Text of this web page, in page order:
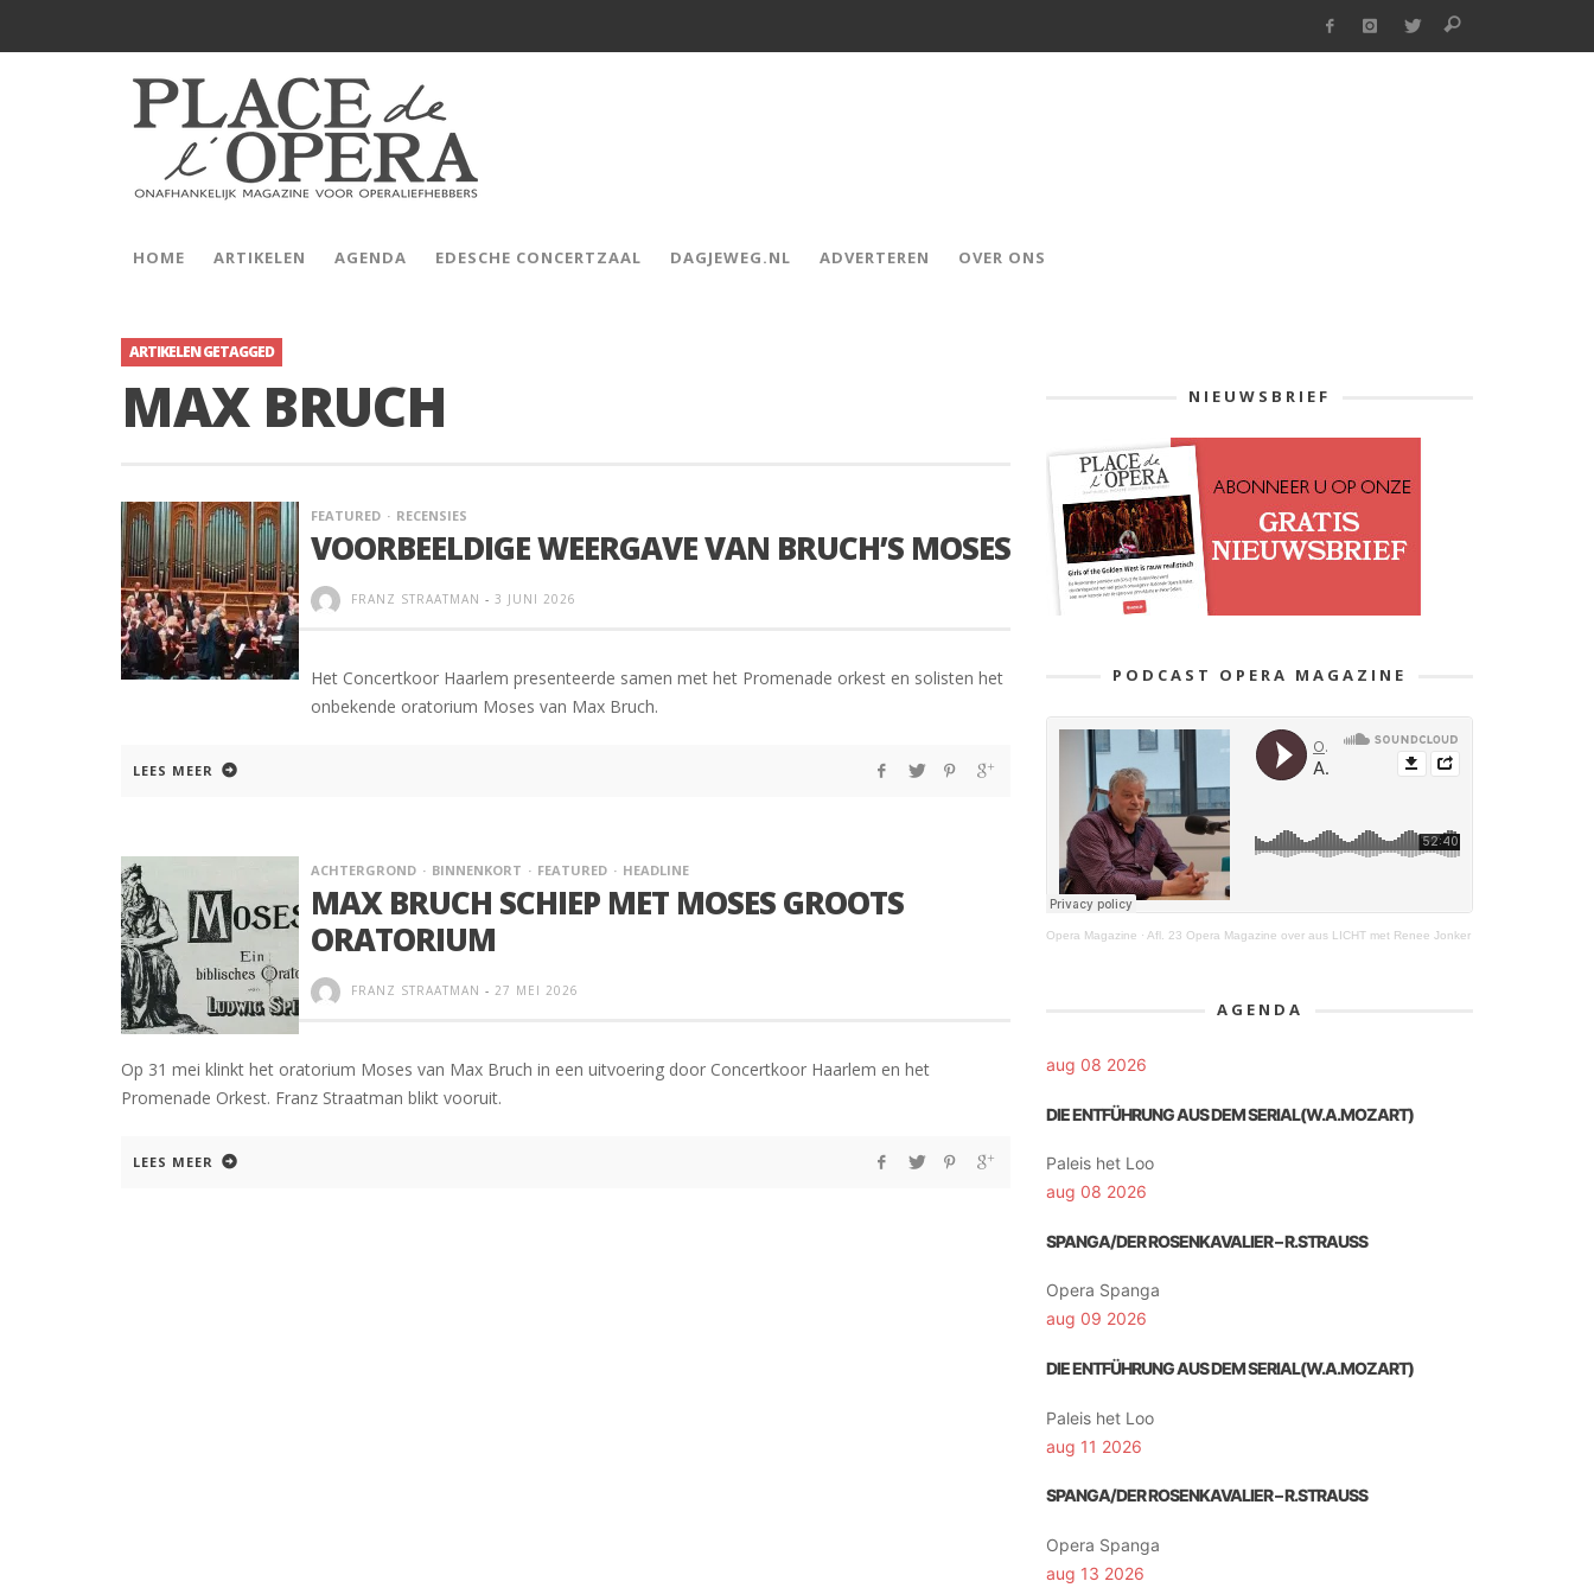
HOME ARTIKELEN AGENDA EDESCHE CONCERTZAAL DAGJEWEG.NL ADVERTEREN OVER ONS
ARTIKELEN GETAGGED
MAX BRUCH
FEATURED RECENSIES
VOORBEELDIGE WEERGAVE VAN BRUCH’S MOSES
FRANZ STRAATMAN - 3 JUNI 2026
Het Concertkoor Haarlem presenteerde samen met het Promenade orkest en solisten het
onbekende oratorium Moses van Max Bruch.
LEES MEER
ACHTERGROND BINNENKORT FEATURED HEADLINE
MAX BRUCH SCHIEP MET MOSES GROOTS
ORATORIUM
FRANZ STRAATMAN - 27 MEI 2026
Op 31 mei klinkt het oratorium Moses van Max Bruch in een uitvoering door Concertkoor Haarlem en het
Promenade Orkest. Franz Straatman blikt vooruit.
LEES MEER
NIEUWSBRIEF
PODCAST OPERA MAGAZINE
Opera Magazine · Afl. 23 Opera Magazine over aus LICHT met Renee Jonker
AGENDA
aug 08 2026
DIE ENTFÜHRUNG AUS DEM SERIAL(W.A.MOZART)
Paleis het Loo
aug 08 2026
SPANGA/DER ROSENKAVALIER – R.STRAUSS
Opera Spanga
aug 09 2026
DIE ENTFÜHRUNG AUS DEM SERIAL(W.A.MOZART)
Paleis het Loo
aug 11 2026
SPANGA/DER ROSENKAVALIER – R.STRAUSS
Opera Spanga
aug 13 2026